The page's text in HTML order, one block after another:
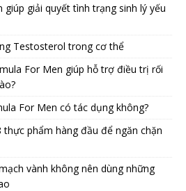
giải quyết tình trạng sinh lý yếu
Testosterol trong cơ thể
For Men giúp hỗ trợ điều trị rối
For Men có tác dụng không?
thực phẩm hàng đầu để ngăn chặn
vành không nên dùng những